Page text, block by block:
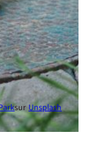
surUnsplash